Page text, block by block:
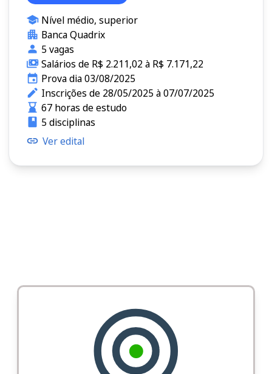
Nível médio, superior
Banca Quadrix
5 vagas
Salários de R$ 2.211,02 à R$ 7.171,22
Prova dia 03/08/2025
Inscrições de 28/05/2025 à 07/07/2025
67 horas de estudo
5 disciplinas
Ver edital